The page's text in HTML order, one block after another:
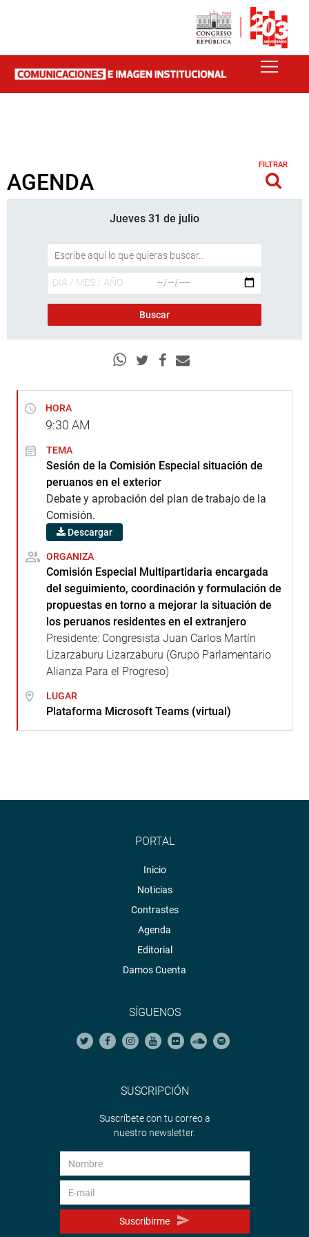
AGENDA
FILTRAR
Jueves 31 de julio
HORA
9:30 AM
TEMA
Sesión de la Comisión Especial situación de
peruanos en el exterior
Debate y aprobación del plan de trabajo de la
Comisión.
Descargar
ORGANIZA
Comisión Especial Multipartidaria encargada
del seguimiento, coordinación y formulación de
propuestas en torno a mejorar la situación de
los peruanos residentes en el extranjero
Presidente: Congresista Juan Carlos Martín
Lizarzaburu Lizarzaburu (Grupo Parlamentario
Alianza Para el Progreso)
LUGAR
Plataforma Microsoft Teams (virtual)
PORTAL
Inicio
Noticias
Contrastes
Agenda
Editorial
Damos Cuenta
SÍGUENOS
SUSCRIPCIÓN
Suscríbete con tu correo a
nuestro newsletter.
Suscribirme